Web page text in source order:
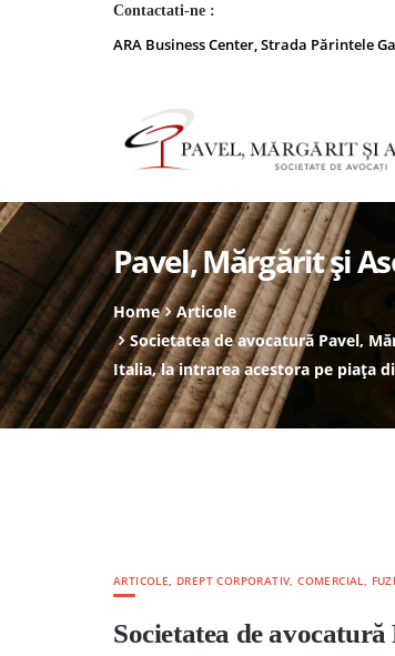
Contactati-ne :
ARA Business Center, Strada Părintele
Pavel, Mărgărit și
Home
Articole
Societatea de avocatură Pavel,
Italia, la intrarea acestora pe piața
ARTICOLE, DREPT CORPORATIV, COMERCIAL,
Societatea de